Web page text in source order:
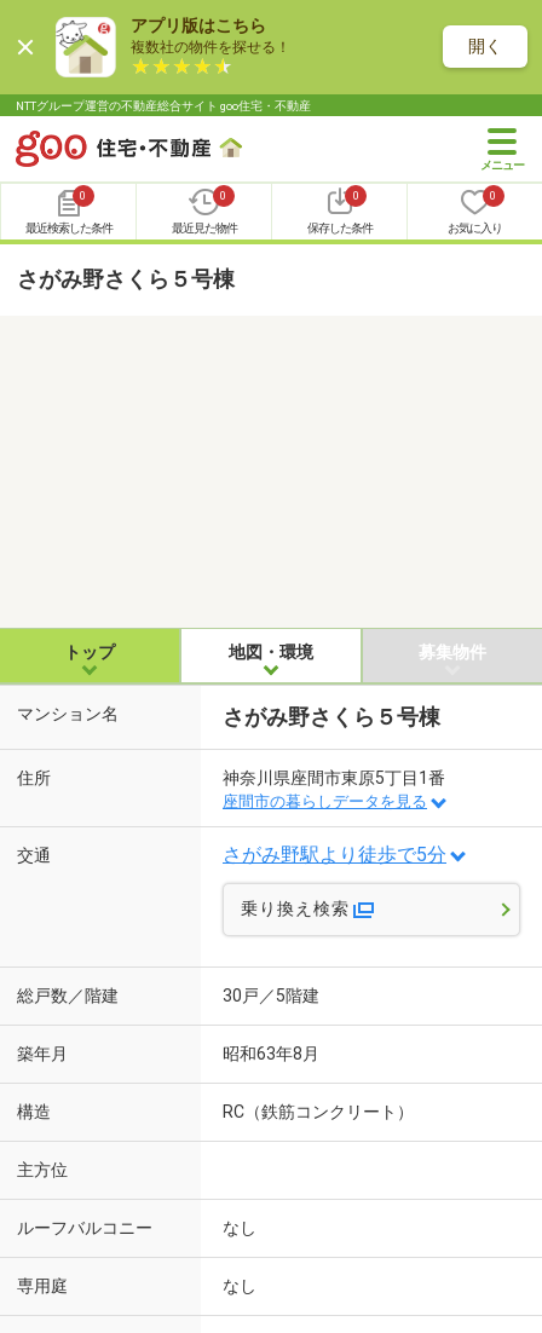
アプリ版はこちら
複数社の物件を探せる！ 開く
NTTグループ運営の不動産総合サイト goo住宅・不動産
0
最近検索した条件
0
最近見た物件
0
保存した条件
0
お気に入り
さがみ野さくら５号棟
トップ 地図・環境 募集物件
マンション名 さがみ野さくら５号棟
住所 神奈川県座間市東原5丁目1番
座間市の暮らしデータを見る
交通 さがみ野駅より徒歩で5分
乗り換え検索
総戸数／階建 30戸／5階建
築年月 昭和63年8月
構造 RC（鉄筋コンクリート）
主方位
ルーフバルコニー なし
専用庭 なし